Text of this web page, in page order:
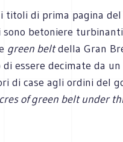
i titoli di prima pagina del
sono betoniere
green beltdella Gran
di essere decimate da
di case agli ordini del
of green belt under